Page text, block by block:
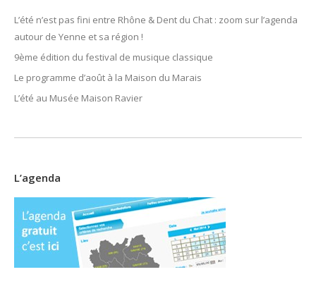
L’été n’est pas fini entre Rhône & Dent du Chat : zoom sur l’agenda
autour de Yenne et sa région !
9ème édition du festival de musique classique
Le programme d’août à la Maison du Marais
L’été au Musée Maison Ravier
L’agenda